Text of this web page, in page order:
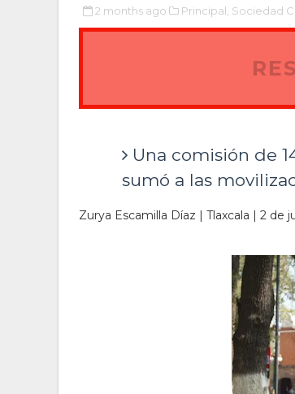
2 months ago Principal, Sociedad
Una comisión de
sumó a las
Zurya Escamilla Díaz | Tlaxcala | 2 de